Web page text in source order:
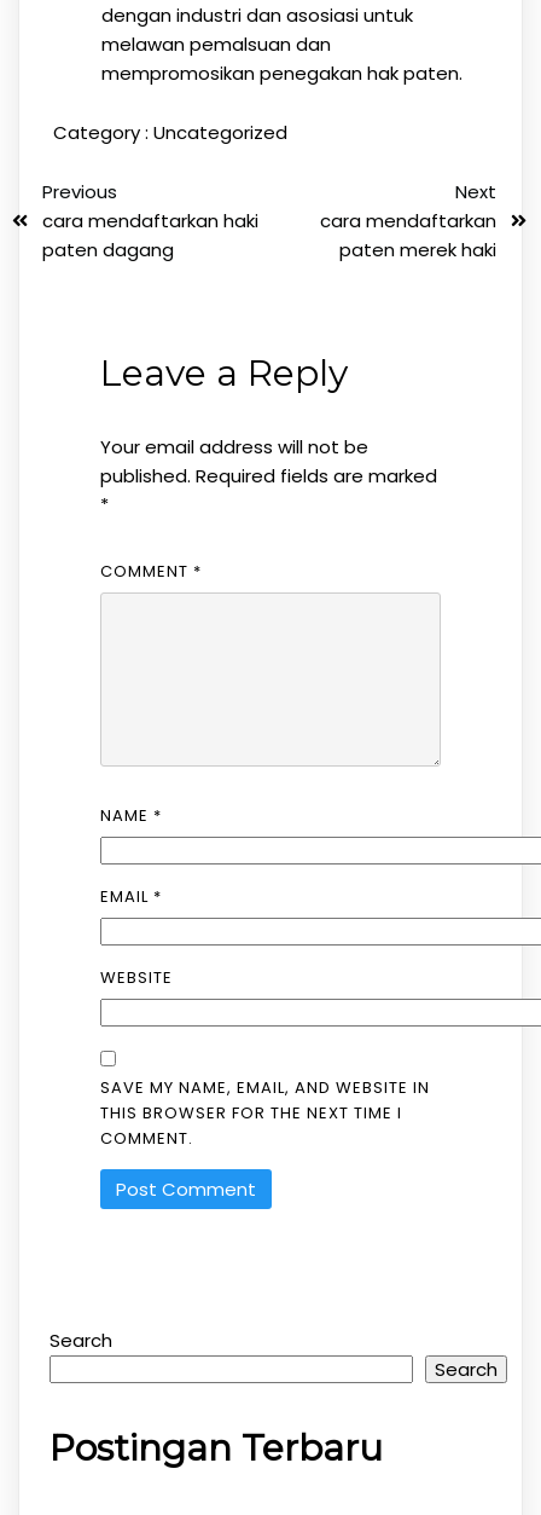
dengan industri dan asosiasi untuk
melawan pemalsuan dan
mempromosikan penegakan hak paten.
Category : Uncategorized
Previous
cara mendaftarkan haki
paten dagang
Next
cara mendaftarkan
paten merek haki
Leave a Reply
Your email address will not be
published. Required fields are marked
*
COMMENT *
NAME *
EMAIL *
WEBSITE
SAVE MY NAME, EMAIL, AND WEBSITE IN
THIS BROWSER FOR THE NEXT TIME I
COMMENT.
Search
Search
Postingan Terbaru